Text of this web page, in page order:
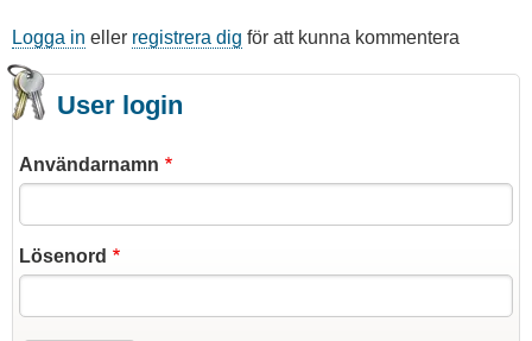
Logga in eller registrera dig för att kunna kommentera
User login
Användarnamn
Lösenord